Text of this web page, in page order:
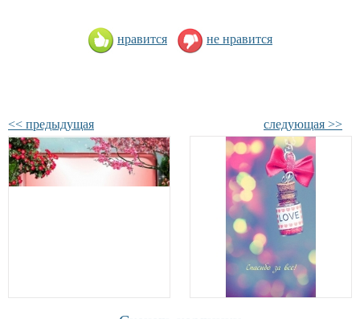
нравится не нравится
<< предыдущая следующая >>